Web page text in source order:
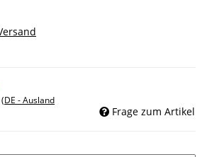
(DE - Ausland
Frage zum Artikel